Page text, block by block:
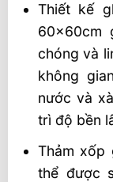
Thiết kế
60x60cm
chóng và
không
nước và
trì độ bền
Thảm xốp
thể được